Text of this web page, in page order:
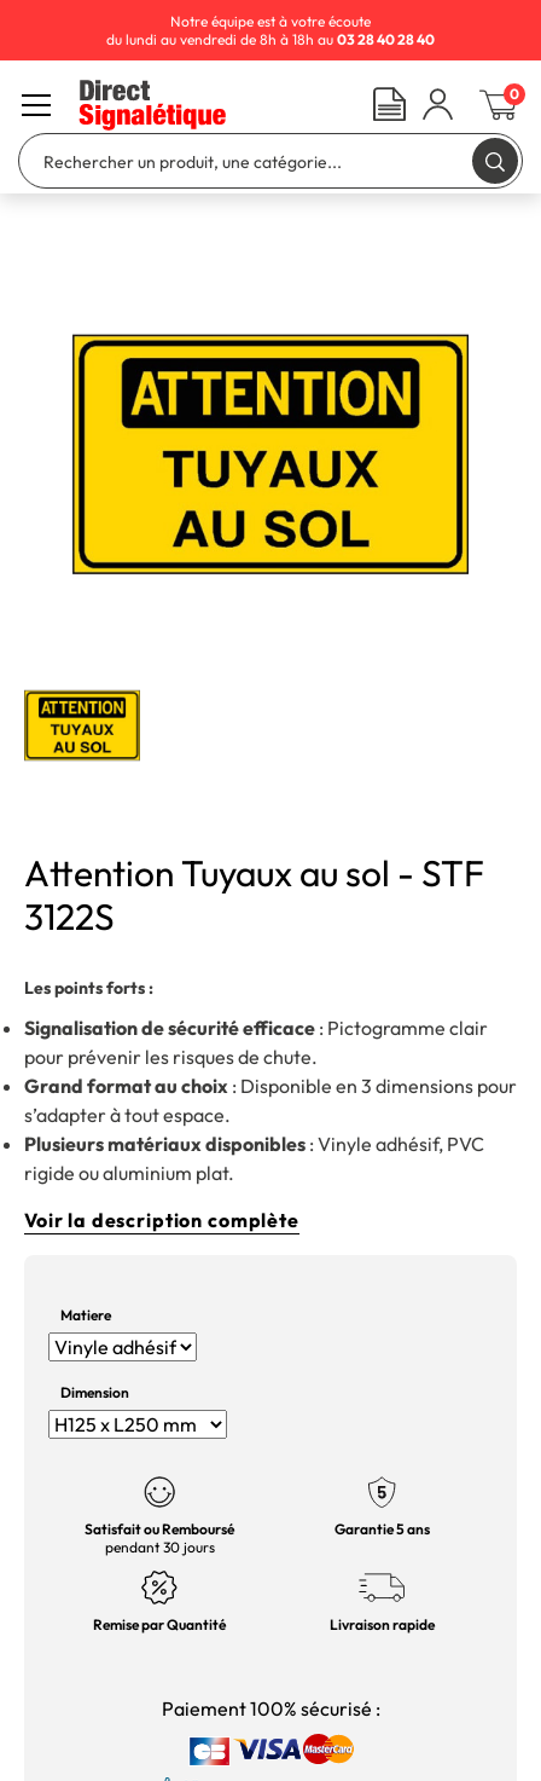
Attention Tuyaux au sol - STF
3122S
Les points forts :
Signalisation de sécurité efficace : Pictogramme clair
pour prévenir les risques de chute.
Grand format au choix : Disponible en 3 dimensions pour
s’adapter à tout espace.
Plusieurs matériaux disponibles : Vinyle adhésif, PVC
rigide ou aluminium plat.
Voir la description complète
Matiere
Dimension
Satisfait ou Remboursé
pendant 30 jours
Garantie 5 ans
Remise par Quantité Livraison rapide
Paiement 100% sécurisé :
Notre équipe est à votre écoute
du lundi au vendredi de 8h à 18h au 03 28 40 28 40
0